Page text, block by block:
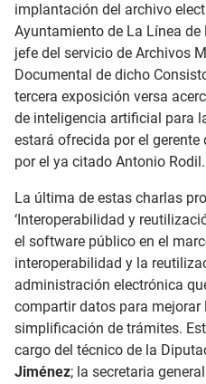
implantación del archivo
Ayuntamiento de La Línea de
jefe del servicio de Archivos
Documental de dicho
tercera exposición versa
de inteligencia artificial para
estará ofrecida por el gerente
por el ya citado Antonio Rodil.
La última de estas charlas
‘Interoperabilidad y
el software público en el
interoperabilidad y la
administración electrónica
compartir datos para mejorar
simplificación de trámites.
cargo del técnico de la
Jiménez; la secretaria